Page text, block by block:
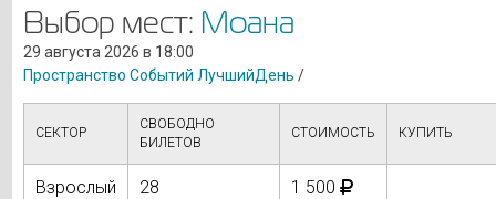
Выбор мест: Моана
29 августа 2026 в 18:00
Пространство Событий ЛучшийДень /
СЕКТОР
СВОБОДНО
БИЛЕТОВ
СТОИМОСТЬ КУПИТЬ
Взрослый 28 1 500